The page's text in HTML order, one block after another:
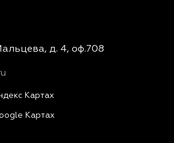
д. 4, оф.708
Картах
Картах